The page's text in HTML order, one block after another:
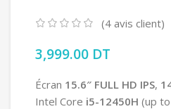
(4 avis client)
3,999.00 DT
Écran 15.6″ FULL HD IPS,
Intel Core i5-12450H (up to